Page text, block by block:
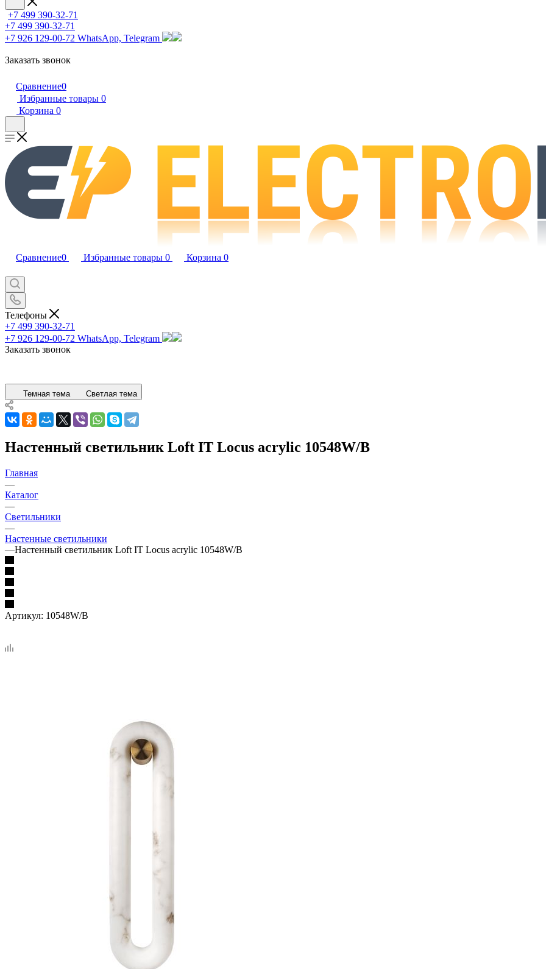
+7 499 390-32-71
+7 499 390-32-71
+7 926 129-00-72 WhatsApp, Telegram
Заказать звонок
Сравнение0
Избранные товары 0
Корзина 0
Сравнение0 Избранные товары 0 Корзина 0
Телефоны
+7 499 390-32-71
+7 926 129-00-72 WhatsApp, Telegram
Заказать звонок
Темная тема Светлая тема
Настенный светильник Loft IT Locus acrylic 10548W/B
Главная
—
Каталог
—
Светильники
—
Настенные светильники
—Настенный светильник Loft IT Locus acrylic 10548W/B
Артикул: 10548W/B